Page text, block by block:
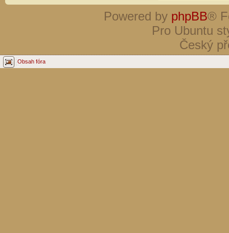
Powered by phpBB®
Pro Ubuntu
Český
Obsah fóra